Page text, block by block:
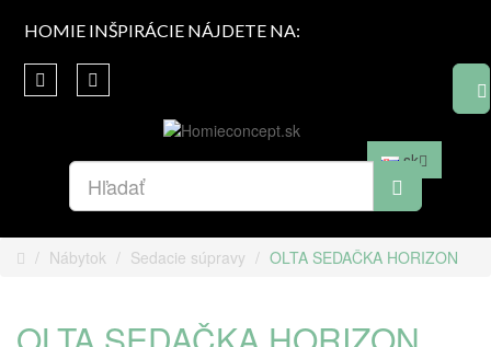
HOMIE INŠPIRÁCIE NÁJDETE NA:
sk
Nábytok Sedacie súpravy OLTA SEDAČKA HORIZON